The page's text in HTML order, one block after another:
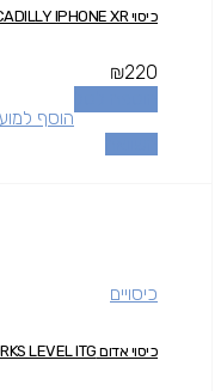
כיסוי GEAR4 D3O PICADILLY IPHONE XR
₪220
הוסף
כיסויים
כיסוי אדום IPHONE 8 / 7 – PATCHWORKS LEVEL ITG